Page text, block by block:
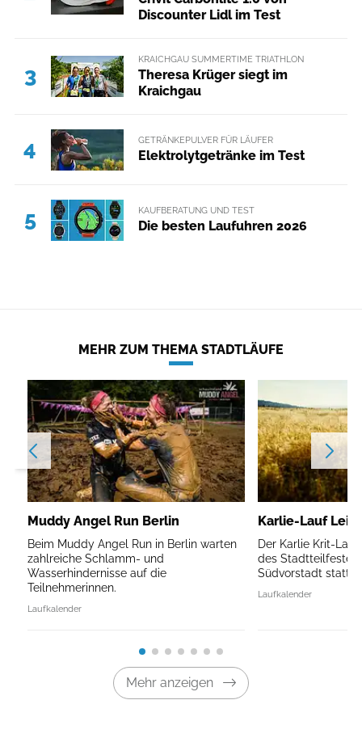
Discounter Lidl im Test
3
KRAICHGAU SUMMERTIME TRIATHLON
Theresa Krüger siegt im
Kraichgau
4 GETRÄNKEPULVER FÜR LÄUFER
Elektrolytgetränke im Test
5 KAUFBERATUNG UND TEST
Die besten Laufuhren 2026
MEHR ZUM THEMA STADTLÄUFE
Muddy Angel Run Berlin
Beim Muddy Angel Run in Berlin warten
zahlreiche Schlamm- und
Wasserhindernisse auf die
Teilnehmerinnen.
Laufkalender
Karlie-Lauf
Der Karlie Krit-
des Stadtteilfestes
Südvorstadt statt.
Laufkalender
Mehr anzeigen